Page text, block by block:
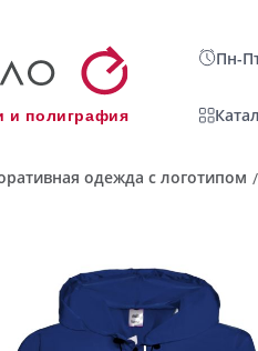
и полиграфия
Пн-
одежда с логотипом /